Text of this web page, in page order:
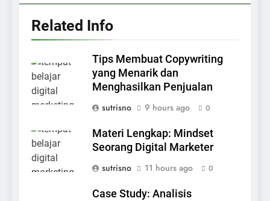
Related Info
Tips Membuat Copywriting
yang Menarik dan
Menghasilkan Penjualan
sutrisno
9 hours ago 0
Materi Lengkap: Mindset
Seorang Digital Marketer
sutrisno
11 hours ago 0
Case Study: Analisis